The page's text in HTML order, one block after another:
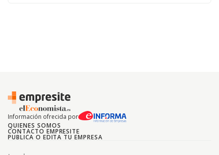
Información ofrecida por
QUIENES SOMOS
CONTACTO EMPRESITE
PUBLICA O EDITA TU EMPRESA